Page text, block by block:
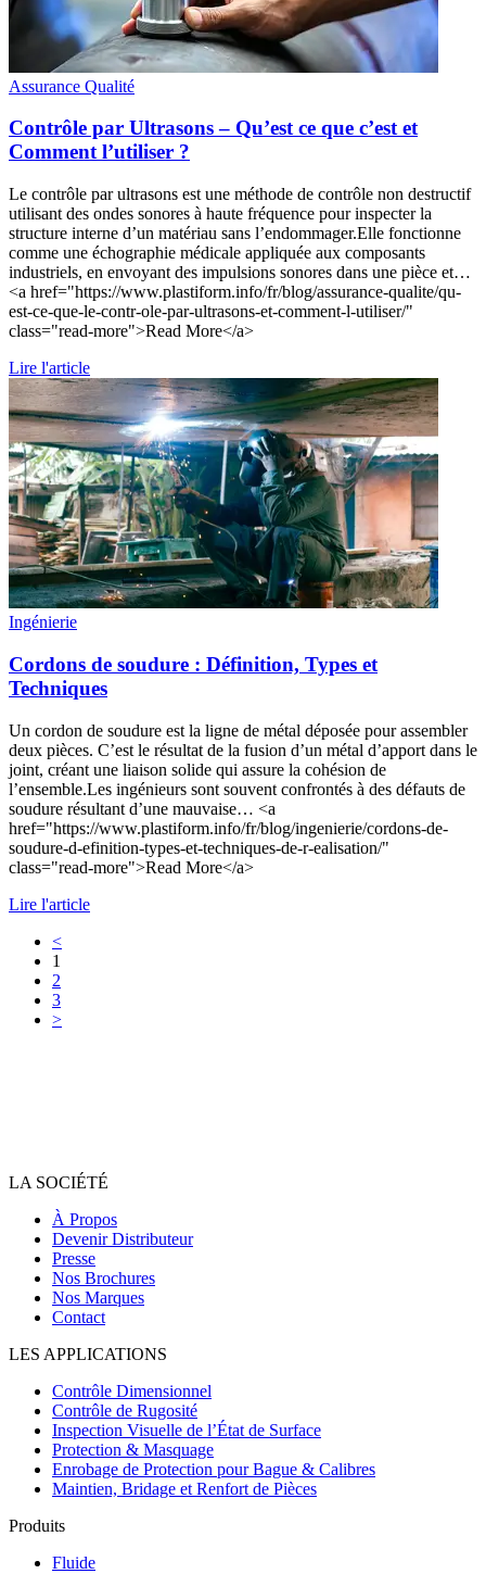
Assurance Qualité
Contrôle par Ultrasons – Qu’est ce que c’est et
Comment l’utiliser ?
Le contrôle par ultrasons est une méthode de contrôle non destructif
utilisant des ondes sonores à haute fréquence pour inspecter la
structure interne d’un matériau sans l’endommager.Elle fonctionne
comme une échographie médicale appliquée aux composants
industriels, en envoyant des impulsions sonores dans une pièce et…
<a href="https://www.plastiform.info/fr/blog/assurance-qualite/qu-
est-ce-que-le-contr-ole-par-ultrasons-et-comment-l-utiliser/"
class="read-more">Read More</a>
Lire l'article
Ingénierie
Cordons de soudure : Définition, Types et
Techniques
Un cordon de soudure est la ligne de métal déposée pour assembler
deux pièces. C’est le résultat de la fusion d’un métal d’apport dans le
joint, créant une liaison solide qui assure la cohésion de
l’ensemble.Les ingénieurs sont souvent confrontés à des défauts de
soudure résultant d’une mauvaise… <a
href="https://www.plastiform.info/fr/blog/ingenierie/cordons-de-
soudure-d-efinition-types-et-techniques-de-r-ealisation/"
class="read-more">Read More</a>
Lire l'article
<
1
2
3
>
LA SOCIÉTÉ
À Propos
Devenir Distributeur
Presse
Nos Brochures
Nos Marques
Contact
LES APPLICATIONS
Contrôle Dimensionnel
Contrôle de Rugosité
Inspection Visuelle de l’État de Surface
Protection & Masquage
Enrobage de Protection pour Bague & Calibres
Maintien, Bridage et Renfort de Pièces
Produits
Fluide